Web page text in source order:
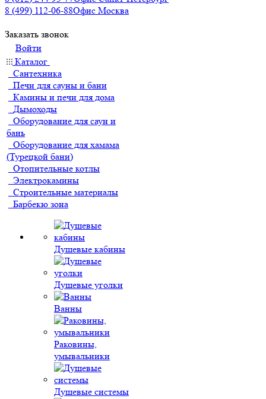
8 (499) 112-06-88Офис Москва
Заказать звонок
Войти
Каталог
Сантехника
Печи для сауны и бани
Камины и печи для дома
Дымоходы
Оборудование для саун и
бань
Оборудование для хамама
(Турецкой бани)
Отопительные котлы
Электрокамины
Строительные материалы
Барбекю зона
Душевые кабины
Душевые уголки
Ванны
Раковины,
умывальники
Душевые системы